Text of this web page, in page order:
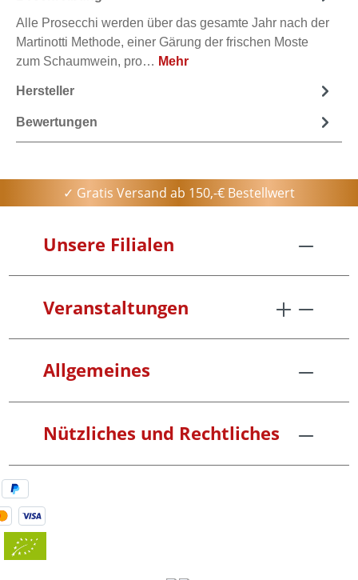
Alle Prosecchi werden über das gesamte Jahr nach der
Martinotti Methode, einer Gärung der frischen Moste
zum Schaumwein, pro… Mehr
Hersteller
Bewertungen
✓ Gratis Versand ab 150,-€ Bestellwert
Unsere Filialen
Veranstaltungen
Allgemeines
Nützliches und Rechtliches